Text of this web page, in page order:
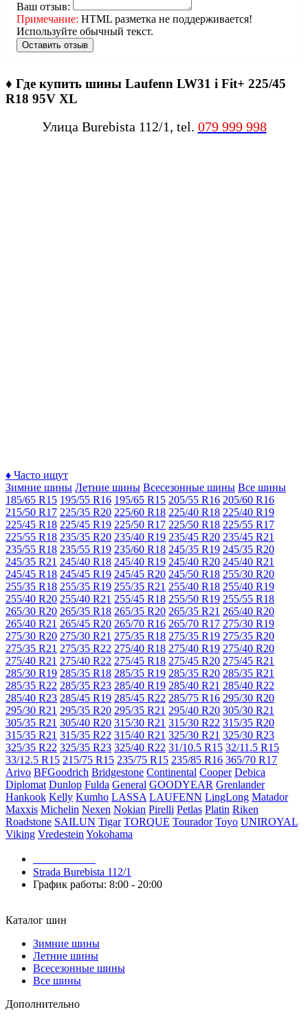
Ваш отзыв:
Примечание: HTML разметка не поддерживается!
Используйте обычный текст.
Оставить отзыв
♦ Где купить шины Laufenn LW31 i Fit+ 225/45
R18 95V XL
Улица Burebista 112/1, tel. 079 999 998
♦ Часто ищут
Зимние шины Летние шины Всесезонные шины Все шины
185/65 R15 195/55 R16 195/65 R15 205/55 R16 205/60 R16
215/50 R17 225/35 R20 225/60 R18 225/40 R18 225/40 R19
225/45 R18 225/45 R19 225/50 R17 225/50 R18 225/55 R17
225/55 R18 235/35 R20 235/40 R19 235/45 R20 235/45 R21
235/55 R18 235/55 R19 235/60 R18 245/35 R19 245/35 R20
245/35 R21 245/40 R18 245/40 R19 245/40 R20 245/40 R21
245/45 R18 245/45 R19 245/45 R20 245/50 R18 255/30 R20
255/35 R18 255/35 R19 255/35 R21 255/40 R18 255/40 R19
255/40 R20 255/40 R21 255/45 R18 255/50 R19 255/55 R18
265/30 R20 265/35 R18 265/35 R20 265/35 R21 265/40 R20
265/40 R21 265/45 R20 265/70 R16 265/70 R17 275/30 R19
275/30 R20 275/30 R21 275/35 R18 275/35 R19 275/35 R20
275/35 R21 275/35 R22 275/40 R18 275/40 R19 275/40 R20
275/40 R21 275/40 R22 275/45 R18 275/45 R20 275/45 R21
285/30 R19 285/35 R18 285/35 R19 285/35 R20 285/35 R21
285/35 R22 285/35 R23 285/40 R19 285/40 R21 285/40 R22
285/40 R23 285/45 R19 285/45 R22 285/75 R16 295/30 R20
295/30 R21 295/35 R20 295/35 R21 295/40 R20 305/30 R21
305/35 R21 305/40 R20 315/30 R21 315/30 R22 315/35 R20
315/35 R21 315/35 R22 315/40 R21 325/30 R21 325/30 R23
325/35 R22 325/35 R23 325/40 R22 31/10.5 R15 32/11.5 R15
33/12.5 R15 215/75 R15 235/75 R15 235/85 R16 365/70 R17
Arivo BFGoodrich Bridgestone Continental Cooper Debica
Diplomat Dunlop Fulda General GOODYEAR Grenlander
Hankook Kelly Kumho LASSA LAUFENN LingLong Matador
Maxxis Michelin Nexen Nokian Pirelli Petlas Platin Riken
Roadstone SAILUN Tigar TORQUE Tourador Toyo UNIROYAL
Viking VredesteinYokohama
Strada Burebista 112/1
График работы: 8:00 - 20:00
Каталог шин
Зимние шины
Летние шины
Всесезонные шины
Все шины
Дополнительно